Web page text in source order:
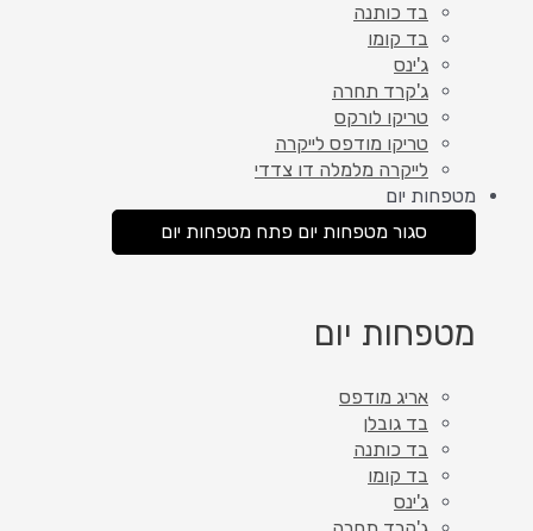
בד כותנה
בד קומו
ג'ינס
ג'קרד תחרה
טריקו לורקס
טריקו מודפס לייקרה
לייקרה מלמלה דו צדדי
מטפחות יום
סגור מטפחות יום פתח מטפחות יום
מטפחות יום
אריג מודפס
בד גובלן
בד כותנה
בד קומו
ג'ינס